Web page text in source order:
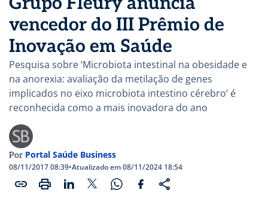
vencedor do III Prêmio de
Inovação em Saúde
Pesquisa sobre ‘Microbiota intestinal na obesidade e
na anorexia: avaliação da metilação de genes
implicados no eixo microbiota intestino cérebro’ é
reconhecida como a mais inovadora do ano
Por Portal Saúde Business
08/11/2017 08:39•Atualizado em 08/11/2024 18:54